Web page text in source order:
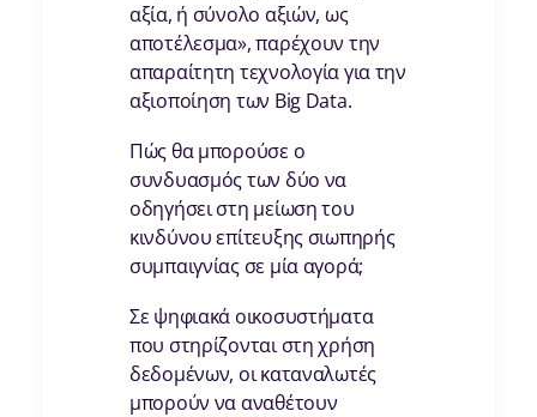
αξία, ή σύνολο αξιών, ως
αποτέλεσμα», παρέχουν την
απαραίτητη τεχνολογία για την
αξιοποίηση των Big Data.
Πώς θα μπορούσε ο
συνδυασμός των δύο να
οδηγήσει στη μείωση του
κινδύνου επίτευξης σιωπηρής
συμπαιγνίας σε μία αγορά;
Σε ψηφιακά οικοσυστήματα
που στηρίζονται στη χρήση
δεδομένων, οι καταναλωτές
μπορούν να αναθέτουν